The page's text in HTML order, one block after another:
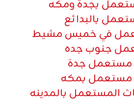
بجدة ومكه
بالبدائع
في خميس مشيط
جنوب جده
مستعمل جدة
مستعمل بمكه
المستعمل بالمدينه